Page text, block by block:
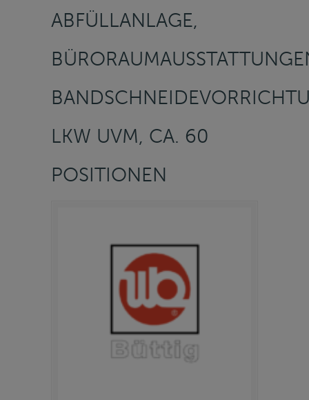
ABFÜLLANLAGE,
LKW UVM, CA. 60
POSITIONEN